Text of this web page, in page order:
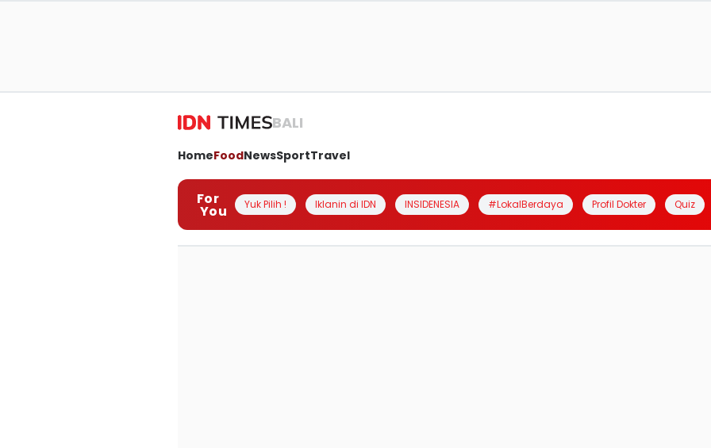
BALI
HomeFoodNewsSportTravel
For
You Yuk Pilih ! Iklanin di IDN INSIDENESIA #LokalBerdaya Profil Dokter Quiz